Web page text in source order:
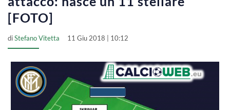
[FOTO]
diStefano Vitetta 11 Giu 2018 | 10:12